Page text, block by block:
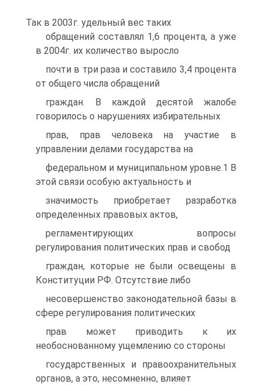
Так в 2003г. удельный вес таких
обращений составлял 1,6 процента, а уже
в 2004г. их количество выросло
почти в три раза и составило 3,4 процента
от общего числа обращений
граждан. В каждой десятой жалобе
говорилось о нарушениях избирательных
прав, прав человека на участие в
управлении делами государства на
федеральном и муниципальном уровне.1 В
этой связи особую актуальность и
значимость приобретает разработка
определенных правовых актов,
регламентирующих вопросы
регулирования политических прав и свобод
граждан, которые не были освещены в
Конституции РФ. Отсутствие либо
несовершенство законодательной базы в
сфере регулирования политических
прав может приводить к их
необоснованному ущемлению со стороны
государственных и правоохранительных
органов, а это, несомненно, влияет